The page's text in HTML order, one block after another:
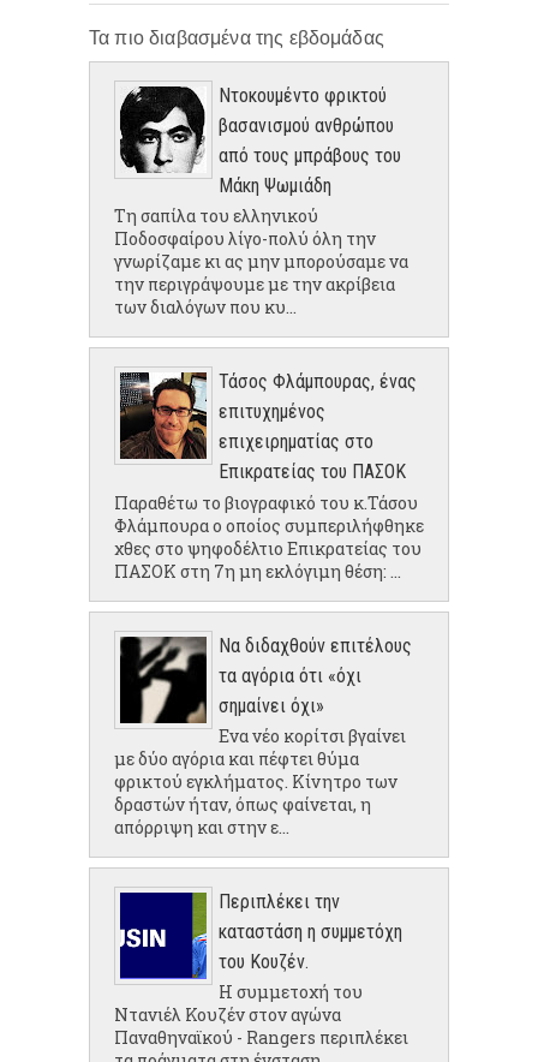
Τα πιο διαβασμένα της εβδομάδας
Ντοκουμέντο φρικτού
βασανισμού ανθρώπου
από τους μπράβους του
Μάκη Ψωμιάδη
Τη σαπίλα του ελληνικού
Ποδοσφαίρου λίγο-πολύ όλη την
γνωρίζαμε κι ας μην μπορούσαμε να
την περιγράψουμε με την ακρίβεια
των διαλόγων που κυ...
Τάσος Φλάμπουρας, ένας
επιτυχημένος
επιχειρηματίας στο
Επικρατείας του ΠΑΣΟΚ
Παραθέτω το βιογραφικό του κ.Τάσου
Φλάμπουρα ο οποίος συμπεριλήφθηκε
χθες στο ψηφοδέλτιο Επικρατείας του
ΠΑΣΟΚ στη 7η μη εκλόγιμη θέση: ...
Να διδαχθούν επιτέλους
τα αγόρια ότι «όχι
σημαίνει όχι»
Ενα νέο κορίτσι βγαίνει
με δύο αγόρια και πέφτει θύμα
φρικτού εγκλήματος. Κίνητρο των
δραστών ήταν, όπως φαίνεται, η
απόρριψη και στην ε...
Περιπλέκει την
καταστάση η συμμετόχη
του Κουζέν.
Η συμμετοχή του
Ντανιέλ Κουζέν στον αγώνα
Παναθηναϊκού - Rangers περιπλέκει